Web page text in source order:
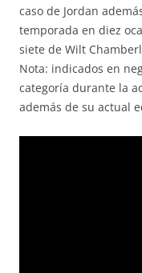
caso de Jordan
temporada en diez
siete de Wilt
Nota: indicados en
categoría durante la
además de su actual